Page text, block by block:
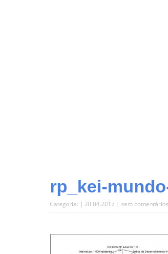
rp_kei-
Categoria: | 20.04.2017 | sem comentários